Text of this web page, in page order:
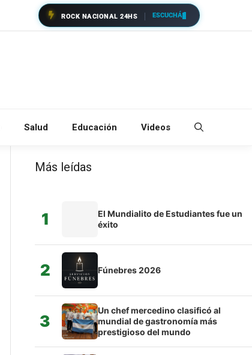
ROCK NACIONAL 24HS ESCUCHÁ
Salud Educación Videos
Más leídas
1
El Mundialito de Estudiantes fue un
éxito
2 Fúnebres 2026
3
Un chef mercedino clasificó al
mundial de gastronomía más
prestigioso del mundo